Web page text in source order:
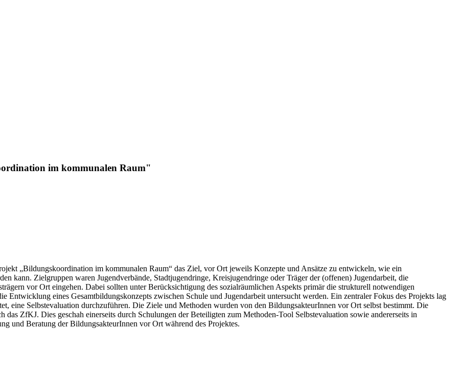
im kommunalen Raum"
„Bildungskoordination im kommunalen Raum“ das Ziel, vor Ort jeweils Konzepte und Ansätze zu entwickeln, wie ein
kann. Zielgruppen waren Jugendverbände, Stadtjugendringe, Kreisjugendringe oder Träger der (offenen) Jugendarbeit, die
vor Ort eingehen. Dabei sollten unter Berücksichtigung des sozialräumlichen Aspekts primär die strukturell notwendigen
Entwicklung eines Gesamtbildungskonzepts zwischen Schule und Jugendarbeit untersucht werden. Ein zentraler Fokus des Projekts lag
eine Selbstevaluation durchzuführen. Die Ziele und Methoden wurden von den BildungsakteurInnen vor Ort selbst bestimmt. Die
ZfKJ. Dies geschah einerseits durch Schulungen der Beteiligten zum Methoden-Tool Selbstevaluation sowie andererseits in
und Beratung der BildungsakteurInnen vor Ort während des Projektes.